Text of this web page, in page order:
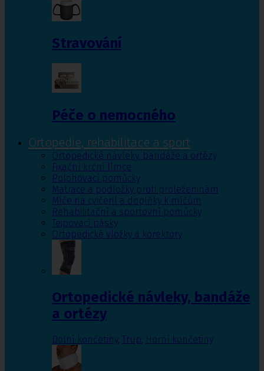
Stravování
Péče o nemocného
Ortopedie, rehabilitace a sport
Ortopedické návleky, bandáže a ortézy
Fixační krční límce
Polohovací pomůcky
Matrace a podložky proti proleženinám
Míče na cvičení a doplňky k míčům
Rehabilitační a sportovní pomůcky
Tejpovací pásky
Ortopedické vložky a korektory
Ortopedické návleky, bandáže
a ortézy
Dolní končetiny, Trup, Horní končetiny